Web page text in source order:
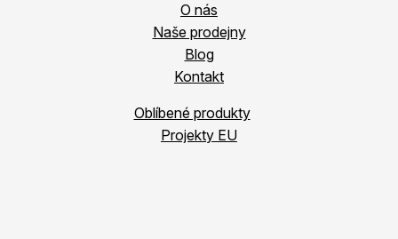
O nás
Naše prodejny
Blog
Kontakt
Oblíbené produkty
Projekty EU